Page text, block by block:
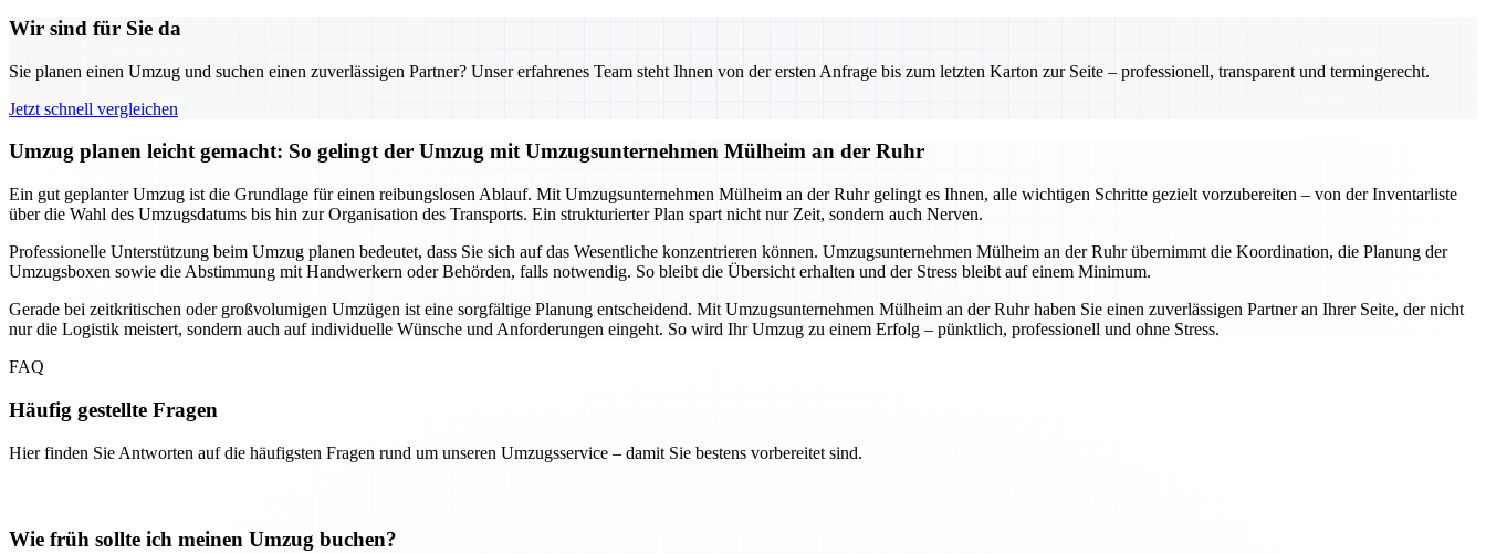
Wir sind für Sie da
Sie planen einen Umzug und suchen einen zuverlässigen Partner? Unser erfahrenes Team steht Ihnen von der ersten Anfrage bis zum letzten Karton zur Seite – professionell, transparent und termingerecht.
Jetzt schnell vergleichen
Umzug planen leicht gemacht: So gelingt der Umzug mit Umzugsunternehmen Mülheim an der Ruhr
Ein gut geplanter Umzug ist die Grundlage für einen reibungslosen Ablauf. Mit Umzugsunternehmen Mülheim an der Ruhr gelingt es Ihnen, alle wichtigen Schritte gezielt vorzubereiten – von der Inventarliste
über die Wahl des Umzugsdatums bis hin zur Organisation des Transports. Ein strukturierter Plan spart nicht nur Zeit, sondern auch Nerven.
Professionelle Unterstützung beim Umzug planen bedeutet, dass Sie sich auf das Wesentliche konzentrieren können. Umzugsunternehmen Mülheim an der Ruhr übernimmt die Koordination, die Planung der
Umzugsboxen sowie die Abstimmung mit Handwerkern oder Behörden, falls notwendig. So bleibt die Übersicht erhalten und der Stress bleibt auf einem Minimum.
Gerade bei zeitkritischen oder großvolumigen Umzügen ist eine sorgfältige Planung entscheidend. Mit Umzugsunternehmen Mülheim an der Ruhr haben Sie einen zuverlässigen Partner an Ihrer Seite, der nicht
nur die Logistik meistert, sondern auch auf individuelle Wünsche und Anforderungen eingeht. So wird Ihr Umzug zu einem Erfolg – pünktlich, professionell und ohne Stress.
FAQ
Häufig gestellte Fragen
Hier finden Sie Antworten auf die häufigsten Fragen rund um unseren Umzugsservice – damit Sie bestens vorbereitet sind.
Wie früh sollte ich meinen Umzug buchen?